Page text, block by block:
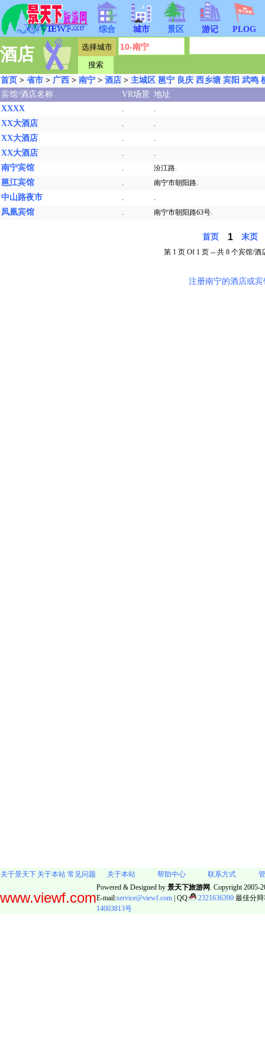
综合 城市 景区 游记 PLOG
酒店
首页 > 省市 > 广西 > 南宁 > 酒店 > 主城区 邕宁 良庆 西乡塘 宾阳 武鸣
宾馆/酒店名称
VR场景 地址
XXXX
. .
XX大酒店 . .
XX大酒店 . .
XX大酒店 . .
南宁宾馆 . 汾江路.
邕江宾馆 . 南宁市朝阳路.
中山路夜市 . .
凤凰宾馆 . 南宁市朝阳路63号.
首页 1 末页
第 1 页 Of 1 页 -- 共 8 个宾馆/酒
注册南宁的酒店或宾
关于景天下 关于本站 常见问题 关于本站 帮助中心 联系方式
www.viewf.com
Powered & Designed by 景天下旅游网 . Copyright 2005-
E-mail:service@viewf.com | QQ: 2321636390 最佳分
14003813号